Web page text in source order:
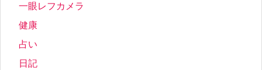
一眼レフカメラ
健康
占い
日記